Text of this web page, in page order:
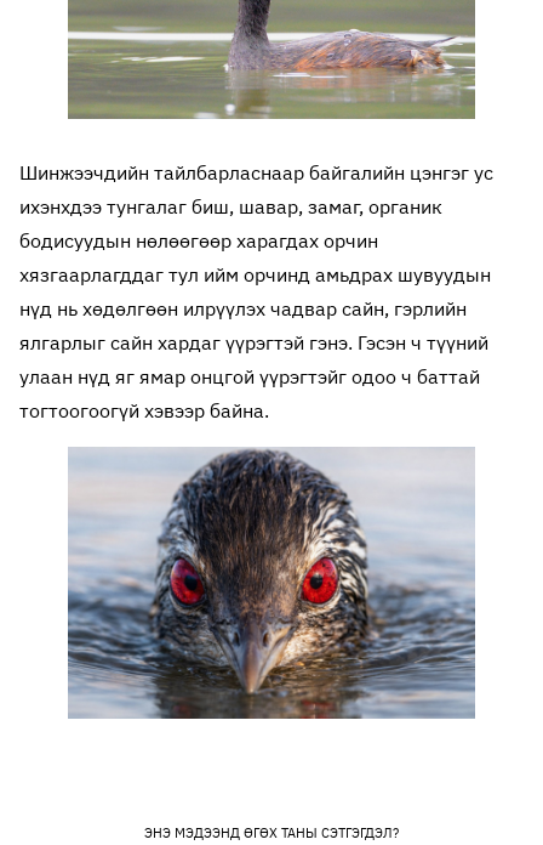
Шинжээчдийн тайлбарласнаар байгалийн цэнгэг ус
ихэнхдээ тунгалаг биш, шавар, замаг, органик
бодисуудын нөлөөгөөр харагдах орчин
хязгаарлагддаг тул ийм орчинд амьдрах шувуудын
нүд нь хөдөлгөөн илрүүлэх чадвар сайн, гэрлийн
ялгарлыг сайн хардаг үүрэгтэй гэнэ. Гэсэн ч түүний
улаан нүд яг ямар онцгой үүрэгтэйг одоо ч баттай
тогтоогоогүй хэвээр байна.
ЭНЭ МЭДЭЭНД ӨГӨХ ТАНЫ СЭТГЭГДЭЛ?